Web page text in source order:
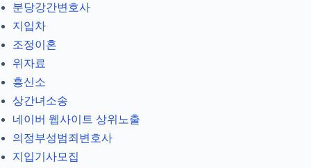
분당강간변호사
지입차
조정이혼
위자료
흥신소
상간녀소송
네이버 웹사이트 상위노출
의정부성범죄변호사
지입기사모집